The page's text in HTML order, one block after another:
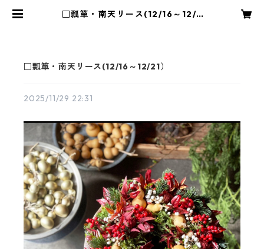
□瓢箪・南天リース(12/16～12/2
□瓢箪・南天リース(12/16～12/21）
2025/11/29 22:31